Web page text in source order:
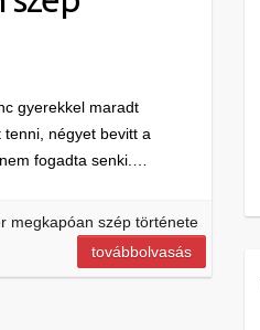
gyerekkel maradt
négyet bevitt a
fogadta senki.…
megkapóan szép története
továbbolvasás